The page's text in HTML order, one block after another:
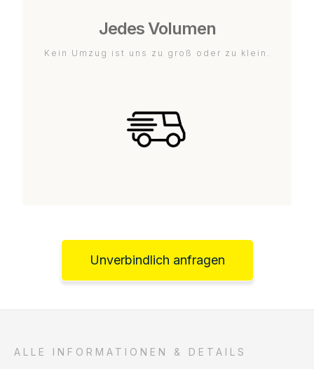
Jedes Volumen
Kein Umzug ist uns zu groß oder zu klein.
Unverbindlich anfragen
ALLE INFORMATIONEN & DETAILS